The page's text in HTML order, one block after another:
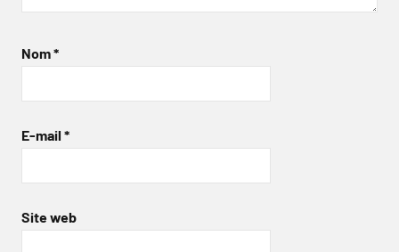
Nom*
E-mail *
Site web